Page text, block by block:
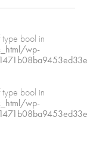
type bool in
wp-
type bool in
wp-